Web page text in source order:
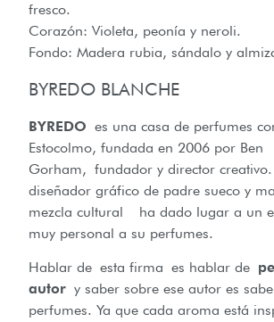
fresco.
Corazón: Violeta, peonía y neroli.
Fondo: Madera rubia, sándalo y
BYREDO BLANCHE
BYREDO es una casa de perfumes
Estocolmo, fundada en 2006 por Ben
Gorham, fundador y director creativo.
diseñador gráfico de padre sueco y
mezcla cultural ha dado lugar a un
muy personal a su perfumes.
Hablar de esta firma es hablar de
autor y saber sobre ese autor es
perfumes. Ya que cada aroma está